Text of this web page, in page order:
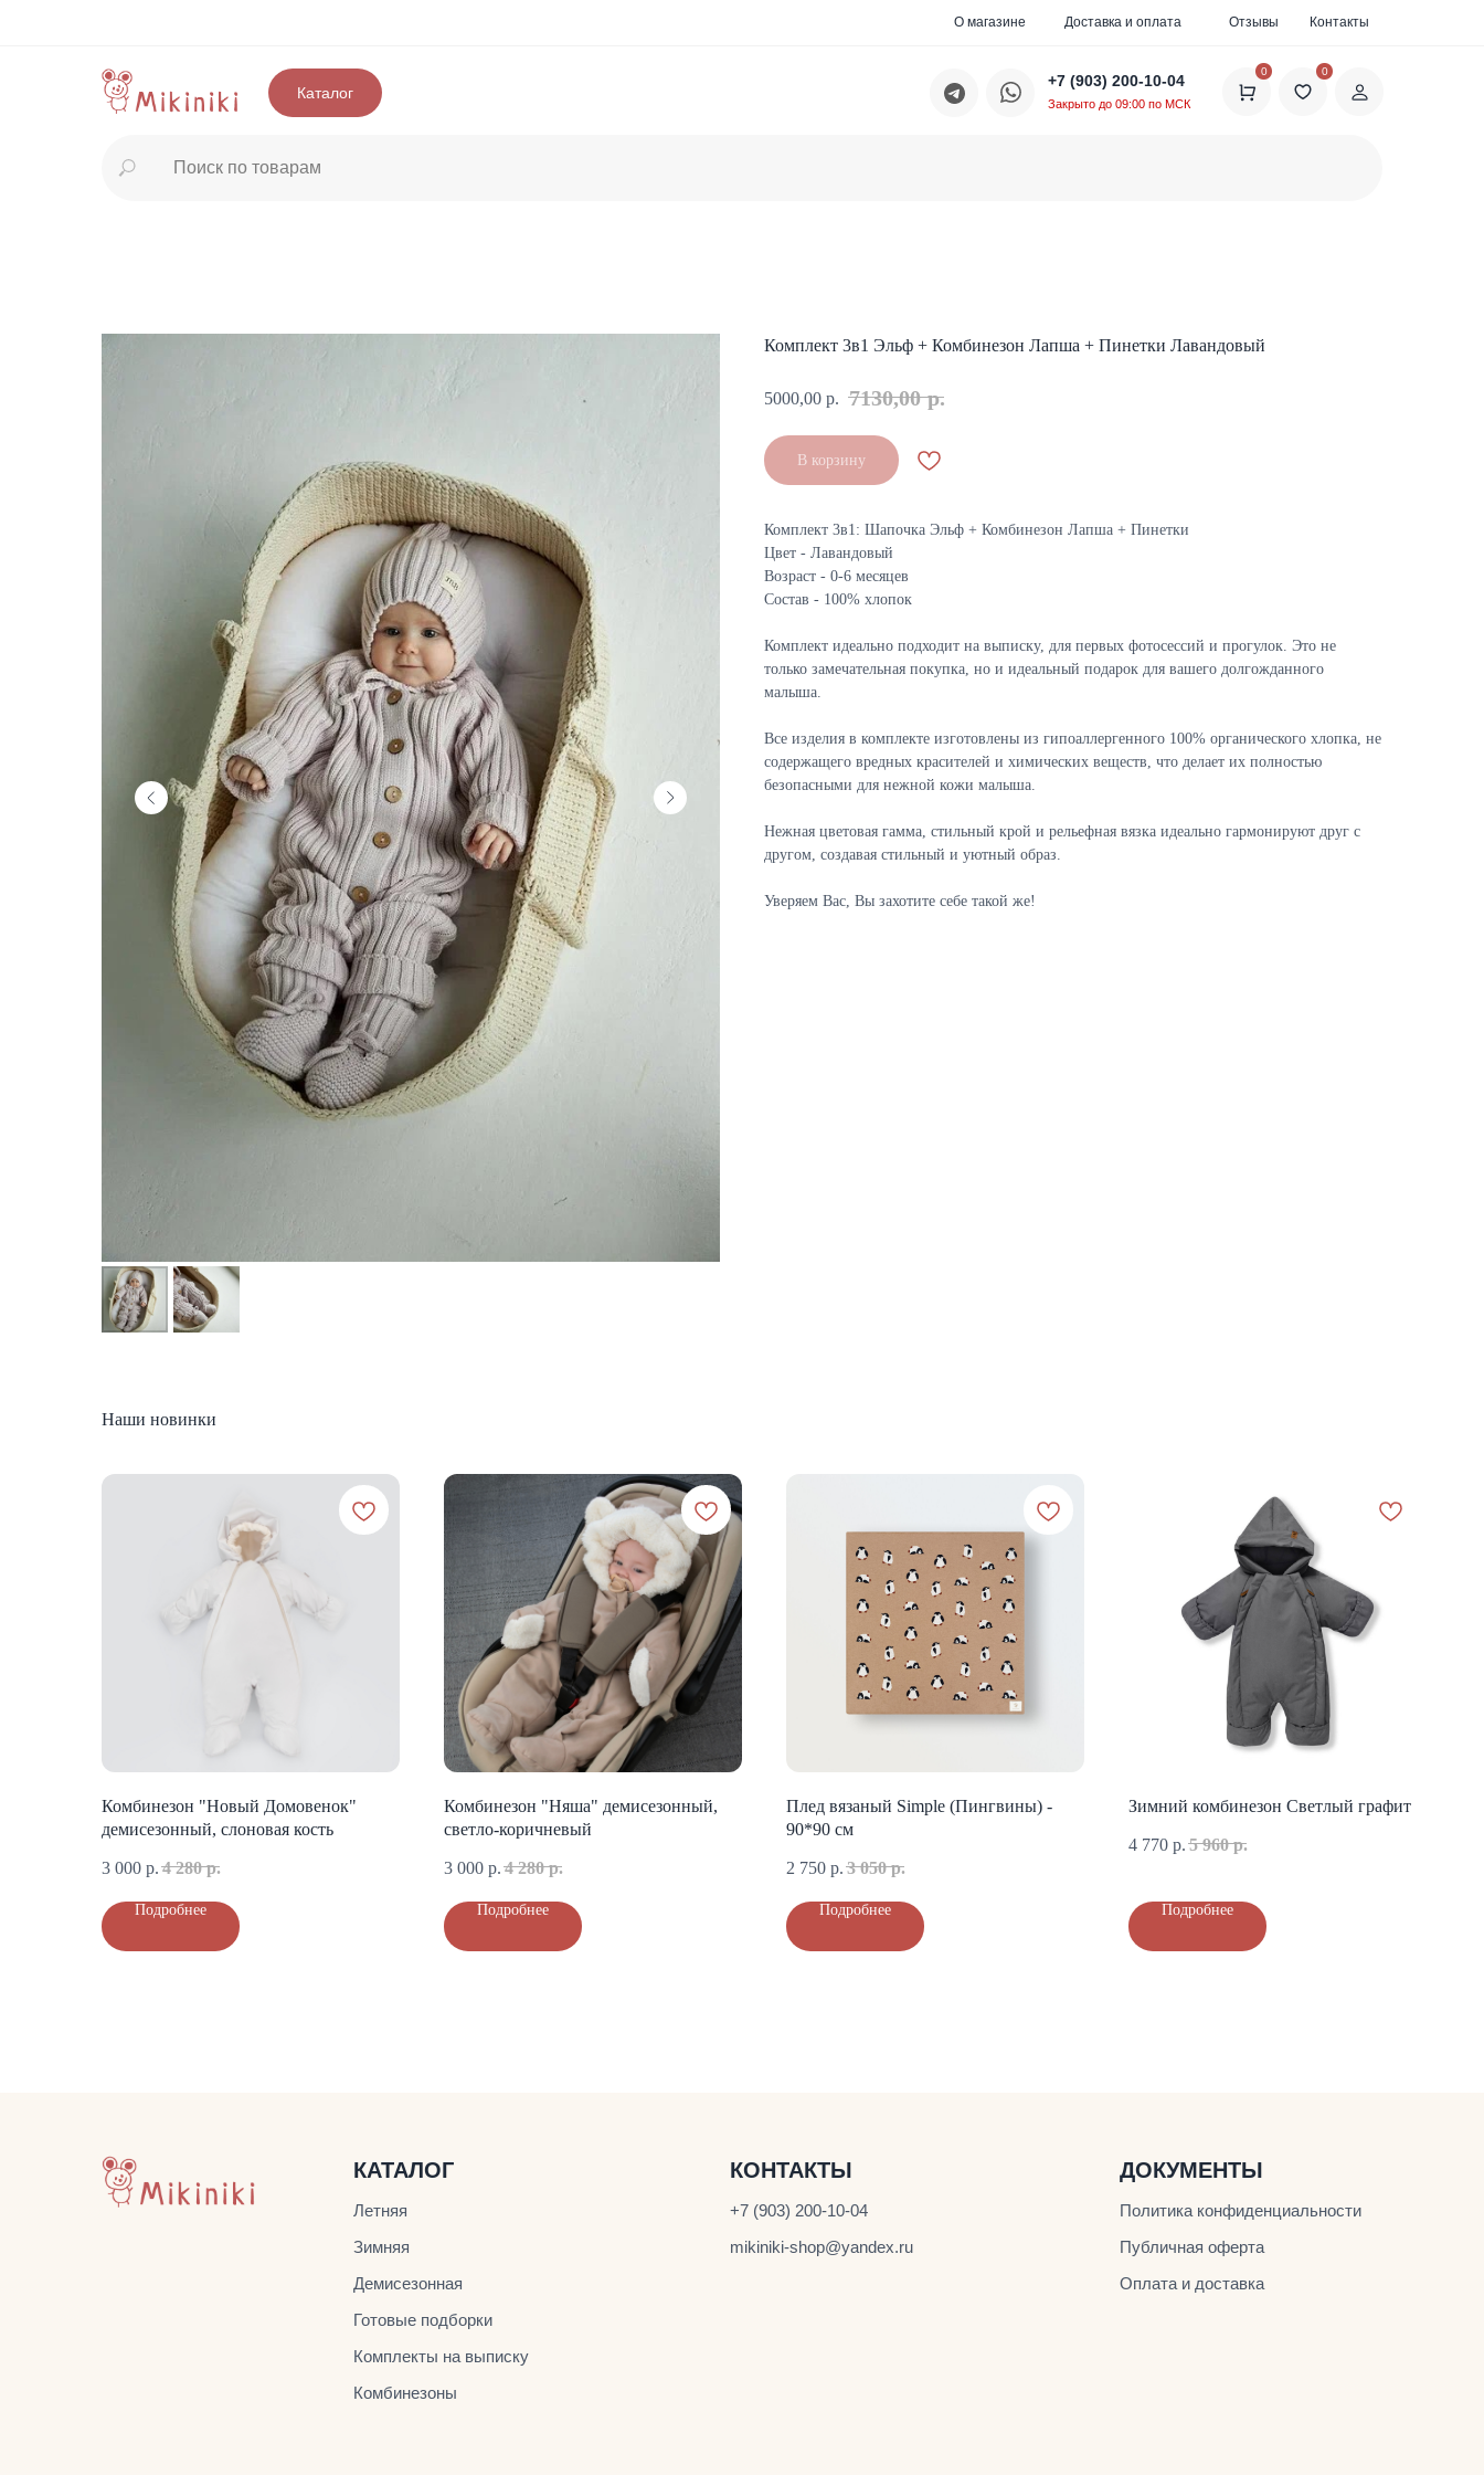
Каталог
0 0
О магазине Контакты
Отзывы
Доставка и оплата
+7 (903) 200-10-04
Закрыто до 09:00 по МСК
Комплект 3в1 Эльф + Комбинезон Лапша + Пинетки Лавандовый
5000,00 р. 7130,00 р.
В корзину
Комплект 3в1: Шапочка Эльф + Комбинезон Лапша + Пинетки
Цвет - Лавандовый
Возраст - 0-6 месяцев
Состав - 100% хлопок
Комплект идеально подходит на выписку, для первых фотосессий и прогулок. Это не
только замечательная покупка, но и идеальный подарок для вашего долгожданного
малыша.
Все изделия в комплекте изготовлены из гипоаллергенного 100% органического хлопка, не
содержащего вредных красителей и химических веществ, что делает их полностью
безопасными для нежной кожи малыша.
Нежная цветовая гамма, стильный крой и рельефная вязка идеально гармонируют друг с
другом, создавая стильный и уютный образ.
Уверяем Вас, Вы захотите себе такой же!
Наши новинки
Комбинезон "Новый Домовенок"
демисезонный, слоновая кость
3 000 р. 4 280 р.
Подробнее
Комбинезон "Няша" демисезонный,
светло-коричневый
3 000 р. 4 280 р.
Подробнее
Плед вязаный Simple (Пингвины) -
90*90 см
2 750 р. 3 050 р.
Подробнее
Зимний комбинезон Светлый графит
4 770 р. 5 960 р.
Подробнее
Летняя
Зимняя
Демисезонная
Готовые подборки
Комплекты на выписку
Комбинезоны
КАТАЛОГ
+7 (903) 200-10-04
mikiniki-shop@yandex.ru
КОНТАКТЫ
Политика конфиденциальности
Публичная оферта
Оплата и доставка
ДОКУМЕНТЫ